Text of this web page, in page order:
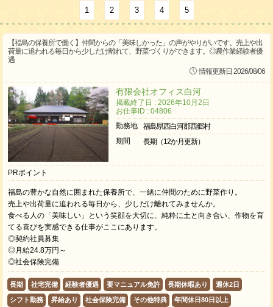
1 2 3 4 5
【福島の保養所で働く】仲間からの「美味しかった」の声がやりがいです。売上や出
荷量に追われる毎日から少しだけ離れて、野菜づくりができます。◎農作業経験者優
遇
情報更新日 2026/08/06
有限会社オフィス白河
掲載終了日 : 2026年10月2日
お仕事ID : 04806
勤務地
福島県西白河郡西郷村
期間
長期（12か月更新）
PRポイント
福島の豊かな自然に囲まれた保養所で、一緒に仲間のために野菜作り。
売上や出荷量に追われる毎日から、少しだけ離れてみませんか。
食べる人の「美味しい」という笑顔を大切に、純粋に土と向き合い、作物を育
てる喜びを実感できる仕事がここにあります。
◎契約社員募集
◎月給24.8万円～
◎社会保険完備
長期 社宅完備 経験者優遇 要マニュアル免許 長期休暇あり 週休2日
シフト勤務 昇給あり 社会保険完備 その他特典 年間休日80日以上